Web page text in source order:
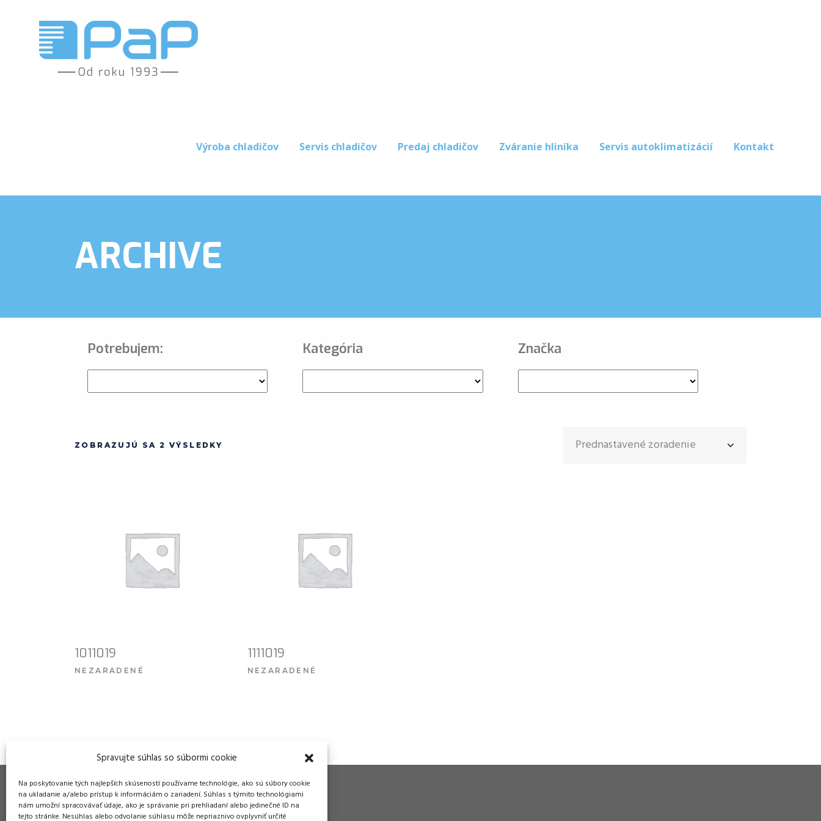
Spravujte súhlas so súbormi cookie
Na poskytovanie tých najlepších skúseností používame technológie, ako sú súbory cookie
na ukladanie a/alebo prístup k informáciám o zariadení. Súhlas s týmito technológiami
nám umožní spracovávať údaje, ako je správanie pri prehliadaní alebo jedinečné ID na
tejto stránke. Nesúhlas alebo odvolanie súhlasu môže nepriaznivo ovplyvniť určité
Výroba chladičov Servis chladičov Predaj chladičov Zváranie hliníka Servis autoklimatizácií Kontakt
ARCHIVE
Potrebujem: Kategória Značka
ZOBRAZUJÚ SA 2 VÝSLEDKY Prednastavené zoradenie
1011019
NEZARADENÉ
1111019
NEZARADENÉ